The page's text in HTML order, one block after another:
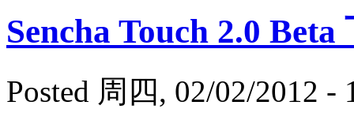
Sencha Touch 2.0 Beta
Posted 周四, 02/02/2012 -